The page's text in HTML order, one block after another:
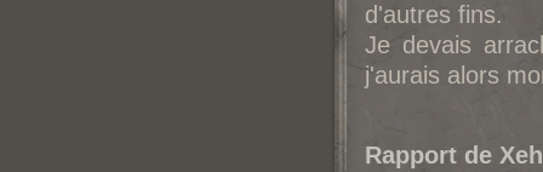
d'autres fins.
Je devais
j'aurais alors
Rapport de